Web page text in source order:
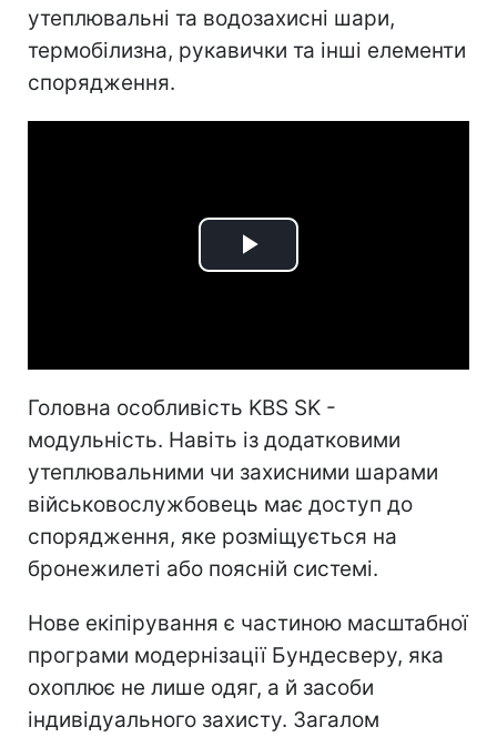
утеплювальні та водозахисні шари,
термобілизна, рукавички та інші елементи
спорядження.
Play
Головна особливість KBS SK -
модульність. Навіть із додатковими
утеплювальними чи захисними шарами
військовослужбовець має доступ до
спорядження, яке розміщується на
бронежилеті або поясній системі.
Нове екіпірування є частиною масштабної
програми модернізації Бундесверу, яка
охоплює не лише одяг, а й засоби
індивідуального захисту. Загалом